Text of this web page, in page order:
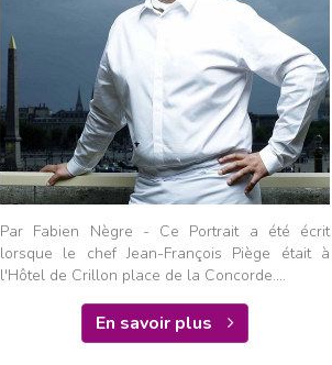
Par Fabien Nègre - Ce Portrait a été écrit
lorsque le chef Jean-François Piège était à
l'Hôtel de Crillon place de la Concorde....
En savoir plus